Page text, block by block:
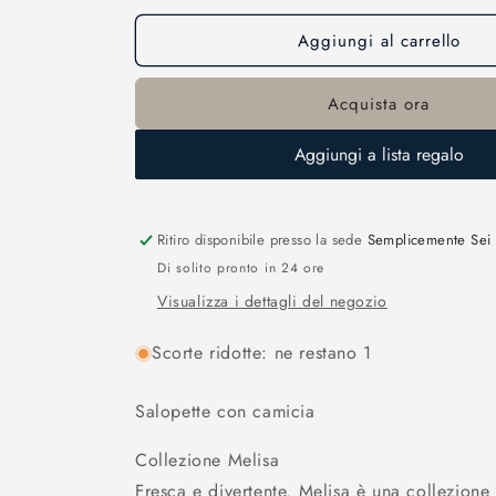
Aggiungi al carrello
Acquista ora
Aggiungi a lista regalo
Ritiro disponibile presso la sede Semplicemente Sei
Di solito pronto in 24 ore
Visualizza i dettagli del negozio
Scorte ridotte: ne restano 1
Salopette con camicia
Collezione Melisa